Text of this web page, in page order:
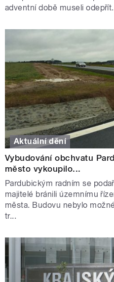
adventní době museli odepřít.
Aktuální dění
Vybudování obchvatu
město vykoupilo...
Pardubickým radním se
majitelé bránili územnímu
města. Budovu nebylo
tr...